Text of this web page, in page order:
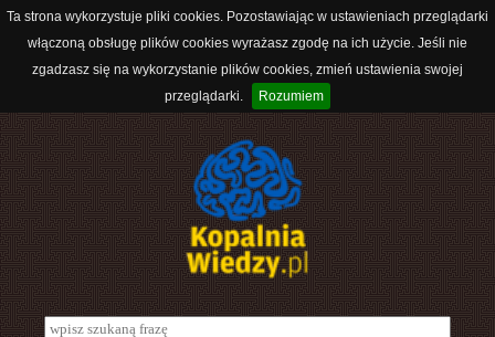
Ta strona wykorzystuje pliki cookies. Pozostawiając w ustawieniach przeglądarki
włączoną obsługę plików cookies wyrażasz zgodę na ich użycie. Jeśli nie
zgadzasz się na wykorzystanie plików cookies, zmień ustawienia swojej
przeglądarki.
Rozumiem